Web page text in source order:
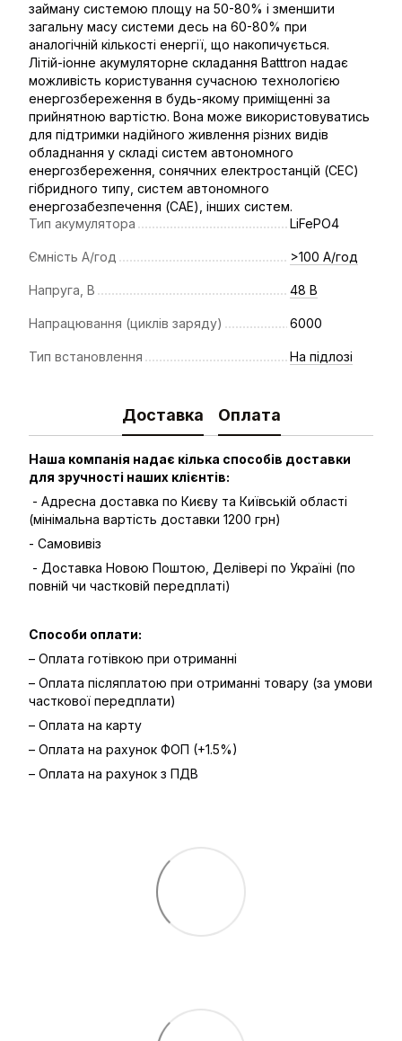
займану системою площу на 50-80% і зменшити
загальну масу системи десь на 60-80% при
аналогічній кількості енергії, що накопичується.
Літій-іонне акумуляторне складання Batttron надає
можливість користування сучасною технологією
енергозбереження в будь-якому приміщенні за
прийнятною вартістю. Вона може використовуватись
для підтримки надійного живлення різних видів
обладнання у складі систем автономного
енергозбереження, сонячних електростанцій (СЕС)
гібридного типу, систем автономного
енергозабезпечення (САЕ), інших систем.
Тип акумулятора
LiFePO4
Ємність А/год >100 А/год
Напруга, В 48 В
Напрацювання (циклів заряду) 6000
Тип встановлення На підлозі
Доставка Оплата
Наша компанія надає кілька способів доставки
для зручності наших клієнтів:
- Адресна доставка по Києву та Київській області
(мінімальна вартість доставки 1200 грн)
- Самовивіз
- Доставка Новою Поштою, Делівері по Україні (по
повній чи частковій передплаті)
Способи оплати:
– Оплата готівкою при отриманні
– Оплата післяплатою при отриманні товару (за умови
часткової передплати)
– Оплата на карту
– Оплата на рахунок ФОП (+1.5%)
– Оплата на рахунок з ПДВ